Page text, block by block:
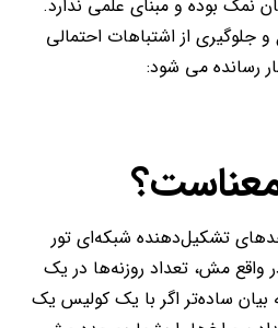
نمک بوده و مبنای علمی ندارد.
جلوگیری از اشتباهات احتمالی
رسانده می شود:
تشکیل‌‌دهنده شبکه‌ای تور
مش، تعداد روزنه‌ها در یک
ساده‌تر اگر با یک کولیس یک